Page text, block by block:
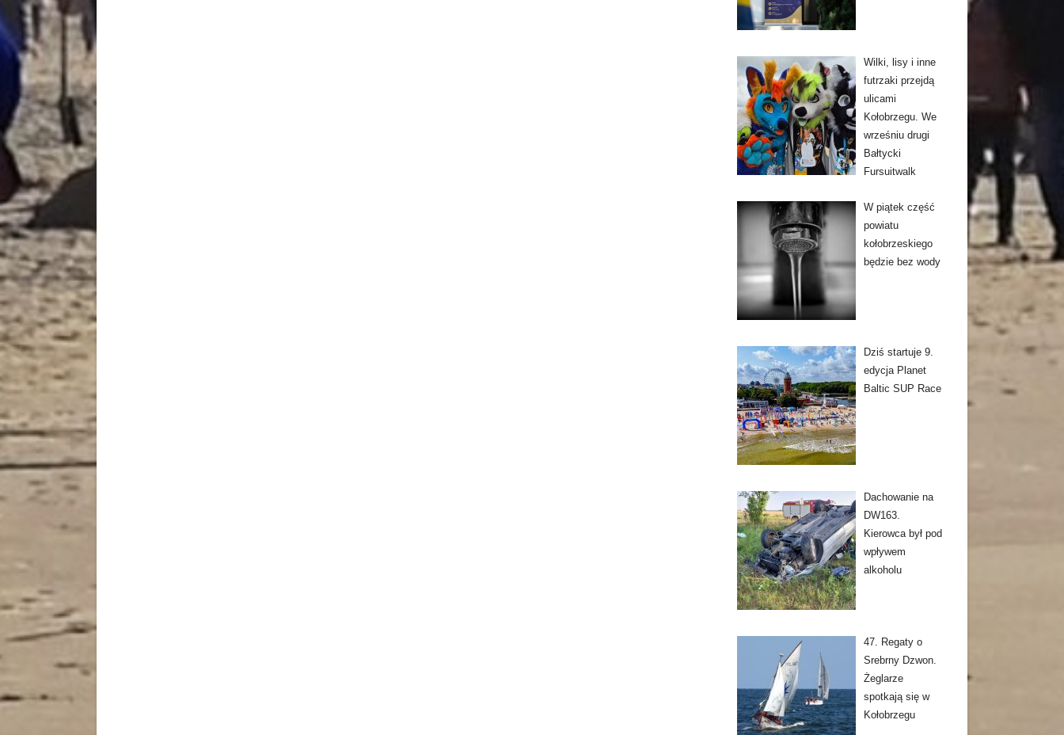
Wilki, lisy i inne
futrzaki przejdą
ulicami
Kołobrzegu. We
wrześniu drugi
Bałtycki
Fursuitwalk
W piątek część
powiatu
kołobrzeskiego
będzie bez wody
Dziś startuje 9.
edycja Planet
Baltic SUP Race
Dachowanie na
DW163.
Kierowca był pod
wpływem
alkoholu
47. Regaty o
Srebrny Dzwon.
Żeglarze
spotkają się w
Kołobrzegu